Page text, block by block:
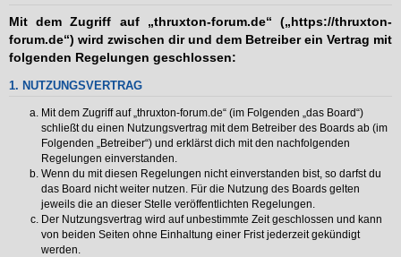
Mit dem Zugriff auf „thruxton-forum.de“ („https://thruxton-
forum.de“) wird zwischen dir und dem Betreiber ein Vertrag mit
folgenden Regelungen geschlossen:
1. NUTZUNGSVERTRAG
Mit dem Zugriff auf „thruxton-forum.de“ (im Folgenden „das Board“)
schließt du einen Nutzungsvertrag mit dem Betreiber des Boards ab (im
Folgenden „Betreiber“) und erklärst dich mit den nachfolgenden
Regelungen einverstanden.
Wenn du mit diesen Regelungen nicht einverstanden bist, so darfst du
das Board nicht weiter nutzen. Für die Nutzung des Boards gelten
jeweils die an dieser Stelle veröffentlichten Regelungen.
Der Nutzungsvertrag wird auf unbestimmte Zeit geschlossen und kann
von beiden Seiten ohne Einhaltung einer Frist jederzeit gekündigt
werden.